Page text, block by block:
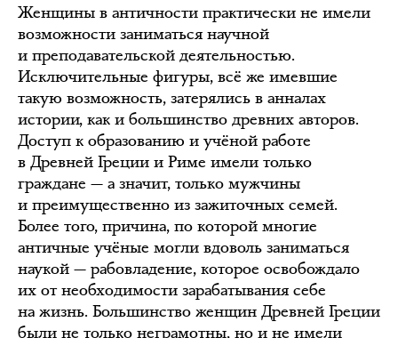
Женщины в античности практически не имели
возможности заниматься научной
и преподавательской деятельностью.
Исключительные фигуры, всё же имевшие
такую возможность, затерялись в анналах
истории, как и большинство древних авторов.
Доступ к образованию и учёной работе
в Древней Греции и Риме имели только
граждане — а значит, только мужчины
и преимущественно из зажиточных семей.
Более того, причина, по которой многие
античные учёные могли вдоволь заниматься
наукой — рабовладение, которое освобождало
их от необходимости зарабатывания себе
на жизнь. Большинство женщин Древней Греции
были не только неграмотны, но и не имели